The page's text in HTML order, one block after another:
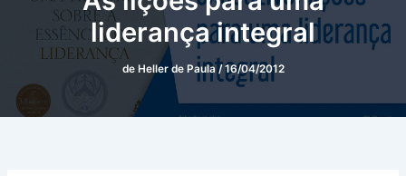
liderança integral
de Heller de Paula /16/04/2012